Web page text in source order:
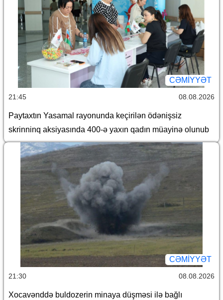
CƏMİYYƏT
21:45 08.08.2026
Paytaxtın Yasamal rayonunda keçirilən ödənişsiz
skrinninq aksiyasında 400-ə yaxın qadın müayinə olunub
CƏMİYYƏT
21:30 08.08.2026
Xocavənddə buldozerin minaya düşməsi ilə bağlı